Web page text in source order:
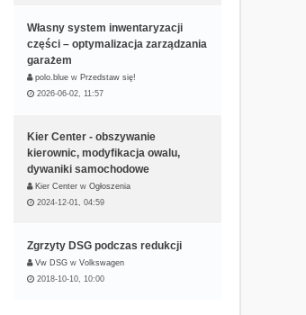
Własny system inwentaryzacji
części – optymalizacja zarządzania
garażem
polo.blue w Przedstaw się!
2026-06-02, 11:57
Kier Center - obszywanie
kierownic, modyfikacja owalu,
dywaniki samochodowe
Kier Center w Ogłoszenia
2024-12-01, 04:59
Zgrzyty DSG podczas redukcji
Vw DSG w Volkswagen
2018-10-10, 10:00